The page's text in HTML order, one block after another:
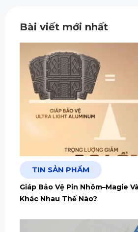
Bài viết mới nhất
TIN SẢN PHẨM
Giáp Bảo Vệ Pin Nhôm–Magie
Khác Nhau Thế Nào?